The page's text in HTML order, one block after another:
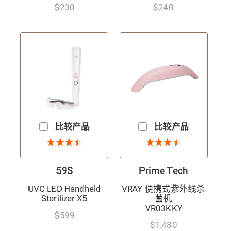
$230
$248
比较产品
3.5 星
★
★★
★★
★★
★
59S
UVC LED Handheld
Sterilizer X5
$599
比较产品
3.5 星
★
★★
★★
★★
★
Prime Tech
VRAY 便携式紫外线杀
菌机
VR03KKY
$1,480